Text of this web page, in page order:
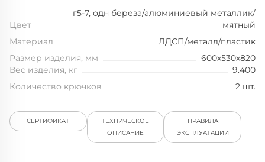
Цвет
г5-7, одн береза/алюминиевый металлик/
мятный
Материал
ЛДСП/металл/пластик
Размер изделия, мм
600x530x820
Вес изделия, кг
9.400
Количество крючков
2 шт.
СЕРТИФИКАТ
ТЕХНИЧЕСКОЕ
ОПИСАНИЕ
ПРАВИЛА
ЭКСПЛУАТАЦИИ